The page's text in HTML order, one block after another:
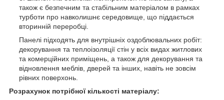
також є безпечним та стабільним матеріалом в рамках
турботи про навколишнє середовище, що піддається
вторинній переробці.
Панелі підходять для внутрішніх оздоблювальних робіт:
декорування та теплоізоляції стін у всіх видах житлових
та комерційних приміщень, а також для декорування та
відновлення меблів, дверей та інших, навіть не зовсім
рівних поверхонь.
Розрахунок потрібної кількості матеріалу: